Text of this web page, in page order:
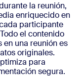
la reunión,
enriquecido en
participante
el contenido
una reunión es
originales.
para
segura.